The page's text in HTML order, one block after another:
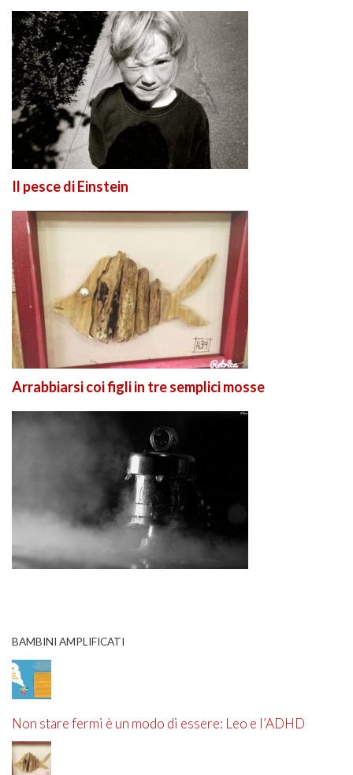
Il pesce di Einstein
Arrabbiarsi coi figli in tre semplici mosse
BAMBINI AMPLIFICATI
Non stare fermi è un modo di essere: Leo e l’ADHD